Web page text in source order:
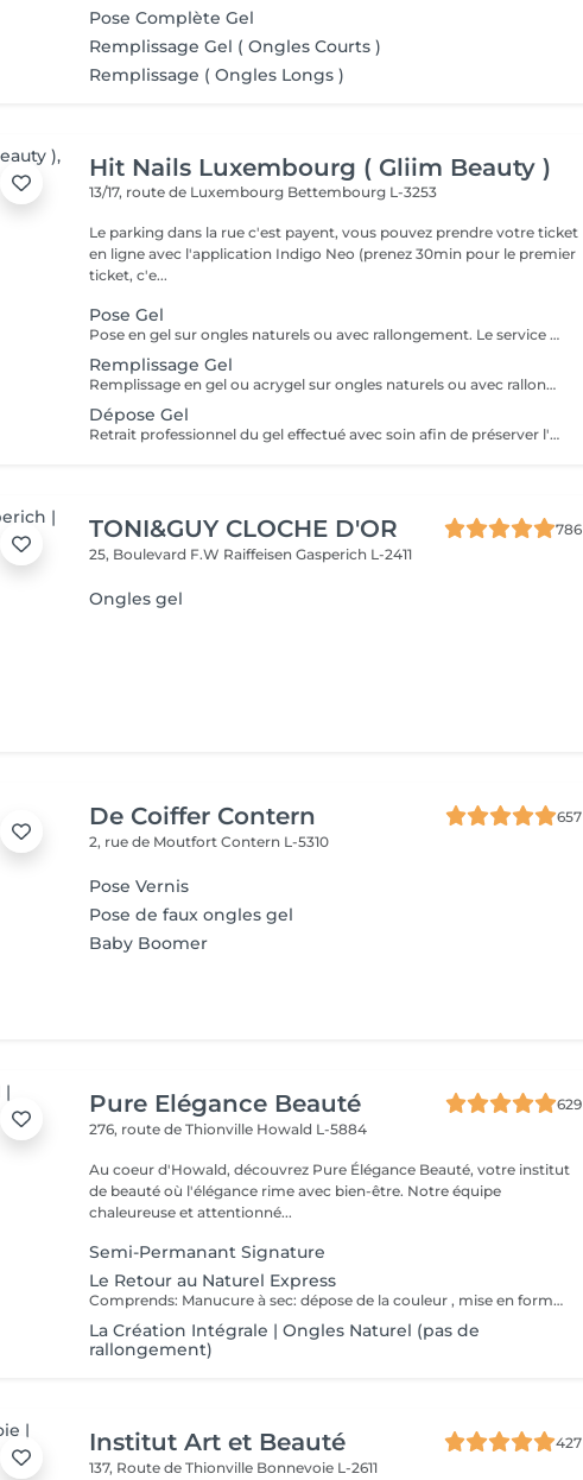
Pose Complète Gel
Remplissage Gel ( Ongles Courts )
Remplissage ( Ongles Longs )
Hit Nails Luxembourg ( Gliim Beauty )
13/17, route de Luxembourg Bettembourg L-3253
Le parking dans la rue c'est payent, vous pouvez prendre votre ticket
en ligne avec l'application Indigo Neo (prenez 30min pour le premier
ticket, c'e...
Pose Gel
Pose en gel sur ongles naturels ou avec rallongement. Le service comprend la manucure russe, la construction complète en gel, l'architecture adaptée à l'ongle et une finition lisse et résistante.
Remplissage Gel
Remplissage en gel ou acrygel sur ongles naturels ou avec rallongement existant. Le service comprend la manucure russe, la correction de l'architecture, le renforcement de la structure en gel et une finition lisse, uniforme et résistante.
Dépose Gel
Retrait professionnel du gel effectué avec soin afin de préserver l'ongle naturel. Le service comprend la manucure russe, la mise en forme de l'ongle et une pose de vernis traditionnel transparent, pour une finition propre, soignée et naturelle.
TONI&GUY CLOCHE D'OR
786
25, Boulevard F.W RaiffeisenGasperich L-2411
Ongles gel
De Coiffer Contern
657
2, rue de MoutfortContern L-5310
Pose Vernis
Pose de faux ongles gel
Baby Boomer
Pure Elégance Beauté
629
276, route de Thionville Howald L-5884
Au coeur d'Howald, découvrez Pure Élégance Beauté, votre institut
de beauté où l'élégance rime avec bien-être. Notre équipe
chaleureuse et attentionné...
Semi-Permanant Signature
Le Retour au Naturel Express
Comprends: Manucure à sec: dépose de la couleur , mise en forme des ongles , nettoyage de cuticule , application du Nail Therapy (vernis de protection).
La Création Intégrale | Ongles Naturel (pas de
rallongement)
Institut Art et Beauté
427
137, Route de Thionville Bonnevoie L-2611